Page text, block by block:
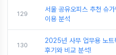
129
서울 공유오피스 추천 슈
이용 분석
130
2025년 사무 업무용 노
후기와 비교 분석!